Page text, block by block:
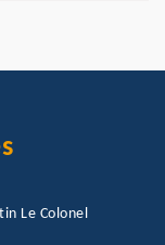
Le Colonel